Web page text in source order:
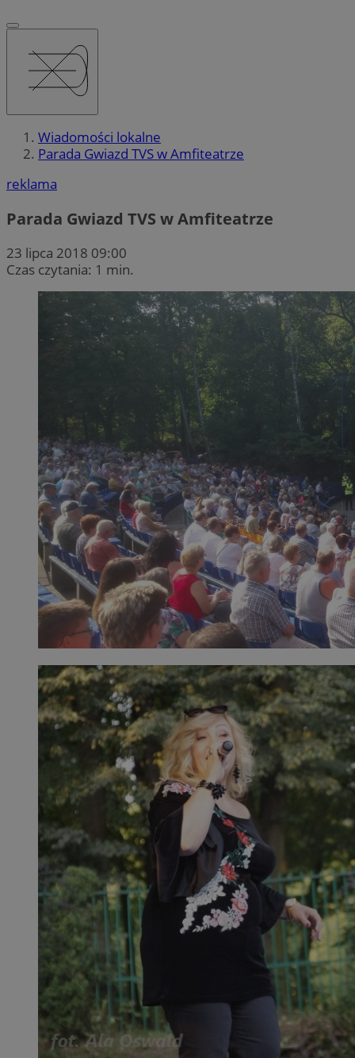
Wiadomości lokalne
Parada Gwiazd TVS w Amfiteatrze
reklama
Parada Gwiazd TVS w Amfiteatrze
23 lipca 2018 09:00
Czas czytania: 1 min.